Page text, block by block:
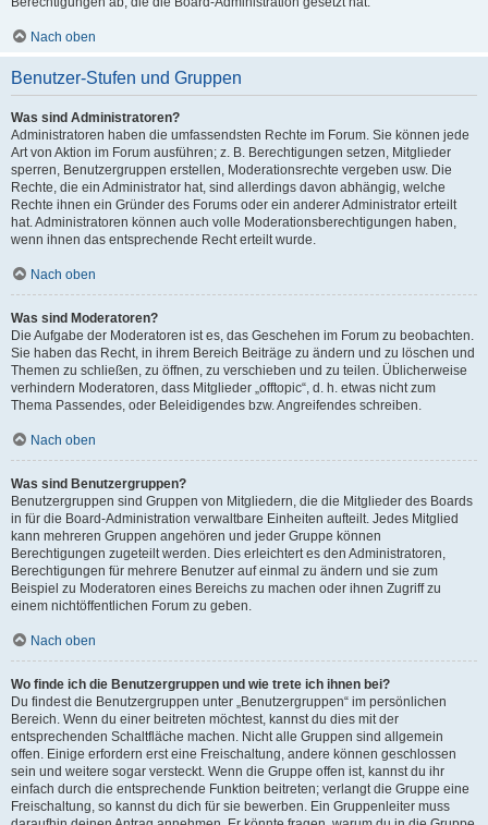
Nach oben
Benutzer-Stufen und Gruppen
Was sind Administratoren?
Administratoren haben die umfassendsten Rechte im Forum. Sie können jede
Art von Aktion im Forum ausführen; z. B. Berechtigungen setzen, Mitglieder
sperren, Benutzergruppen erstellen, Moderationsrechte vergeben usw. Die
Rechte, die ein Administrator hat, sind allerdings davon abhängig, welche
Rechte ihnen ein Gründer des Forums oder ein anderer Administrator erteilt
hat. Administratoren können auch volle Moderationsberechtigungen haben,
wenn ihnen das entsprechende Recht erteilt wurde.
Nach oben
Was sind Moderatoren?
Die Aufgabe der Moderatoren ist es, das Geschehen im Forum zu beobachten.
Sie haben das Recht, in ihrem Bereich Beiträge zu ändern und zu löschen und
Themen zu schließen, zu öffnen, zu verschieben und zu teilen. Üblicherweise
verhindern Moderatoren, dass Mitglieder „offtopic“, d. h. etwas nicht zum
Thema Passendes, oder Beleidigendes bzw. Angreifendes schreiben.
Nach oben
Was sind Benutzergruppen?
Benutzergruppen sind Gruppen von Mitgliedern, die die Mitglieder des Boards
in für die Board-Administration verwaltbare Einheiten aufteilt. Jedes Mitglied
kann mehreren Gruppen angehören und jeder Gruppe können
Berechtigungen zugeteilt werden. Dies erleichtert es den Administratoren,
Berechtigungen für mehrere Benutzer auf einmal zu ändern und sie zum
Beispiel zu Moderatoren eines Bereichs zu machen oder ihnen Zugriff zu
einem nichtöffentlichen Forum zu geben.
Nach oben
Wo finde ich die Benutzergruppen und wie trete ich ihnen bei?
Du findest die Benutzergruppen unter „Benutzergruppen“ im persönlichen
Bereich. Wenn du einer beitreten möchtest, kannst du dies mit der
entsprechenden Schaltfläche machen. Nicht alle Gruppen sind allgemein
offen. Einige erfordern erst eine Freischaltung, andere können geschlossen
sein und weitere sogar versteckt. Wenn die Gruppe offen ist, kannst du ihr
einfach durch die entsprechende Funktion beitreten; verlangt die Gruppe eine
Freischaltung, so kannst du dich für sie bewerben. Ein Gruppenleiter muss